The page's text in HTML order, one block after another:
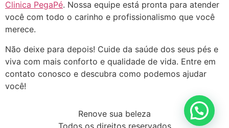
Clinica PegaPé. Nossa equipe está pronta para atender
você com todo o carinho e profissionalismo que você
merece.
Não deixe para depois! Cuide da saúde dos seus pés e
viva com mais conforto e qualidade de vida. Entre em
contato conosco e descubra como podemos ajudar
você!
Renove sua beleza
Todos os direitos reservados